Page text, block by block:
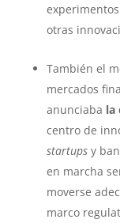
otras
También el
mercados
anunciaba la
centro de
startupsy
en marcha
moverse
marco